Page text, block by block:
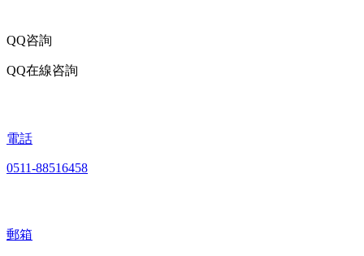
QQ咨詢
QQ在線咨詢
電話
0511-88516458
郵箱